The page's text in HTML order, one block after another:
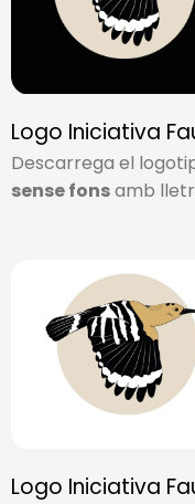
Logo Iniciativa
Descarrega el
sense fonsamb
Logo Iniciativa